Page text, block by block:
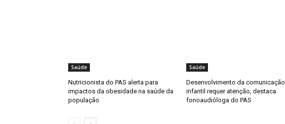
Saúde
Nutricionista do PAS alerta para
impactos da obesidade na saúde da
população
Saúde
Desenvolvimento da comunicação
infantil requer atenção, destaca
fonoaudióloga do PAS